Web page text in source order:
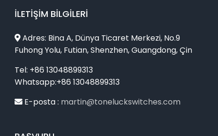
İLETIŞIM BILGILERI
Adres: Bina A, Dünya Ticaret Merkezi, No.9
Fuhong Yolu, Futian, Shenzhen, Guangdong, Çin
Tel: +86 13048899313
Whatsapp:+86 13048899313
E-posta : martin@toneluckswitches.com